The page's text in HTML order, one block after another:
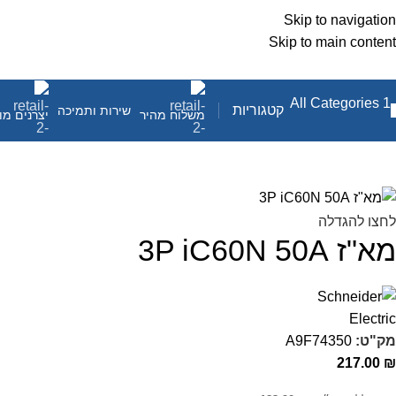
Skip to navigation
Skip to main content
קטגוריות משלוח מהיר שירות ותמיכה יצרנים
לחצו להגדלה
מא"ז 3P iC60N 50A
מק"ט: A9F74350
217.00 ₪